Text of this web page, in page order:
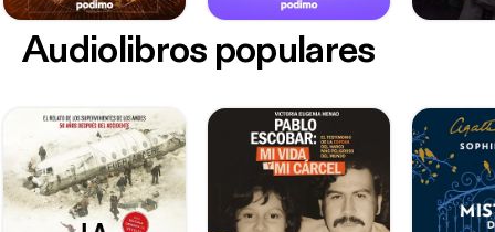
Audiolibros populares